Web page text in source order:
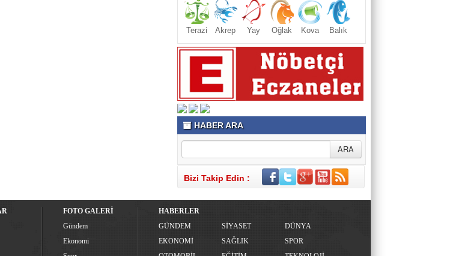
Terazi Akrep Yay Oğlak Kova Balık
HABER ARA
Bizi Takip Edin :
FOTO GALERİ
Gündem
Ekonomi
HABERLER
GÜNDEM
SİYASET
DÜNYA
EKONOMİ
SAĞLIK
SPOR